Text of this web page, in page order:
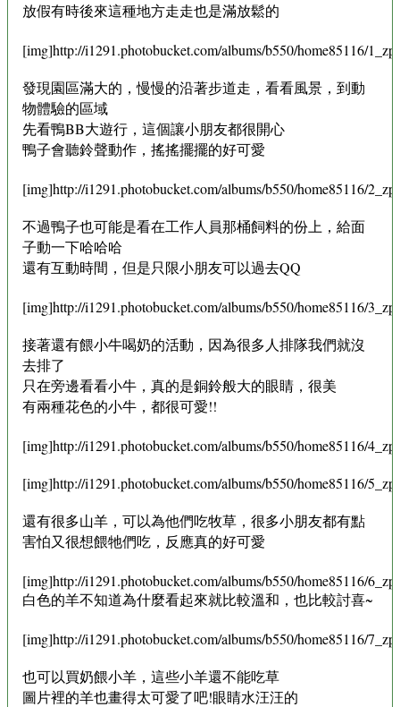
放假有時後來這種地方走走也是滿放鬆的
[img]http://i1291.photobucket.com/albums/b550/home85116/
發現園區滿大的，慢慢的沿著步道走，看看風景，到動
物體驗的區域
先看鴨BB大遊行，這個讓小朋友都很開心
鴨子會聽鈴聲動作，搖搖擺擺的好可愛
[img]http://i1291.photobucket.com/albums/b550/home85116/
不過鴨子也可能是看在工作人員那桶飼料的份上，給面
子動一下哈哈哈
還有互動時間，但是只限小朋友可以過去QQ
[img]http://i1291.photobucket.com/albums/b550/home85116/
接著還有餵小牛喝奶的活動，因為很多人排隊我們就沒
去排了
只在旁邊看看小牛，真的是銅鈴般大的眼睛，很美
有兩種花色的小牛，都很可愛!!
[img]http://i1291.photobucket.com/albums/b550/home85116/
[img]http://i1291.photobucket.com/albums/b550/home85116/
還有很多山羊，可以為他們吃牧草，很多小朋友都有點
害怕又很想餵牠們吃，反應真的好可愛
[img]http://i1291.photobucket.com/albums/b550/home85116/
白色的羊不知道為什麼看起來就比較溫和，也比較討喜~
[img]http://i1291.photobucket.com/albums/b550/home85116/
也可以買奶餵小羊，這些小羊還不能吃草
圖片裡的羊也畫得太可愛了吧!眼睛水汪汪的